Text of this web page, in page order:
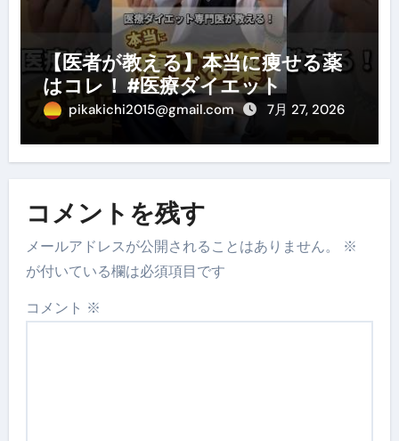
【医者が教える】本当に痩せる薬
はコレ！ #医療ダイエット
pikakichi2015@gmail.com 7月 27, 2026
コメントを残す
メールアドレスが公開されることはありません。
※
が付いている欄は必須項目です
コメント ※